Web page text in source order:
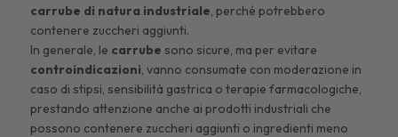
carrube di natura industriale, perché potrebbero
contenere zuccheri aggiunti.
In generale, le carrube sono sicure, ma per evitare
controindicazioni, vanno consumate con moderazione in
caso di stipsi, sensibilità gastrica o terapie farmacologiche,
prestando attenzione anche ai prodotti industriali che
possono contenere zuccheri aggiunti o ingredienti meno